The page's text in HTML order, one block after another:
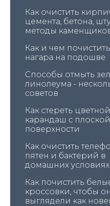
Как очистить
цемента, бетона,
методы
Как и чем
нагара на подошве
Способы отмыть
линолеума -
советов
Как стереть цветной
карандаш с плоской
поверхности
Как очистить
пятен и бактерий в
домашних условиях
Как почистить
кроссовки, чтобы
выглядели как